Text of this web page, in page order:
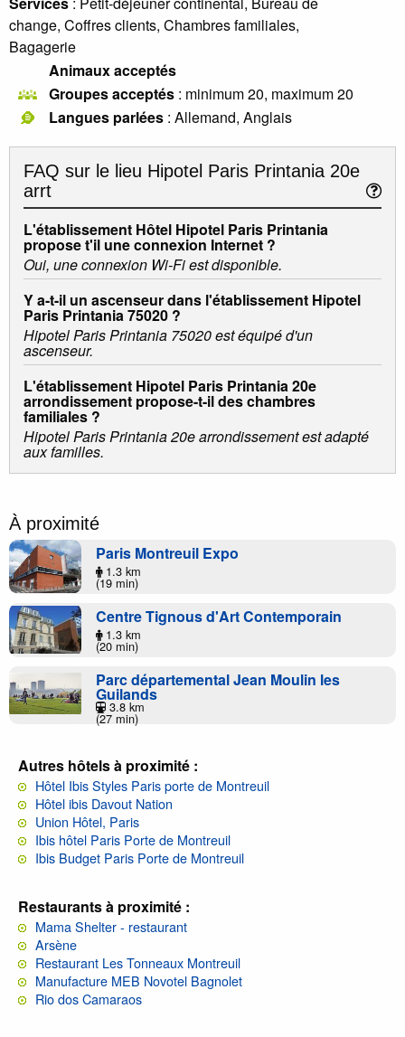
change, Coffres clients, Chambres familiales,
Bagagerie
Animaux acceptés
Groupes acceptés : minimum 20, maximum 20
Langues parlées : Allemand, Anglais
FAQ sur le lieu Hipotel Paris Printania 20e
arrt
L'établissement Hôtel Hipotel Paris Printania
propose t'il une connexion Internet ?
Oui, une connexion Wi-Fi est disponible.
Y a-t-il un ascenseur dans l'établissement Hipotel
Paris Printania 75020 ?
Hipotel Paris Printania 75020 est équipé d'un
ascenseur.
L'établissement Hipotel Paris Printania 20e
arrondissement propose-t-il des chambres
familiales ?
Hipotel Paris Printania 20e arrondissement est adapté
aux familles.
À proximité
Paris Montreuil Expo
1.3 km
(19 min)
Centre Tignous d'Art Contemporain
1.3 km
(20 min)
Parc départemental Jean Moulin les
Guilands
3.8 km
(27 min)
Autres hôtels à proximité :
Hôtel Ibis Styles Paris porte de Montreuil
Hôtel ibis Davout Nation
Union Hôtel, Paris
Ibis hôtel Paris Porte de Montreuil
Ibis Budget Paris Porte de Montreuil
Restaurants à proximité :
Mama Shelter - restaurant
Arsène
Restaurant Les Tonneaux Montreuil
Manufacture MEB Novotel Bagnolet
Rio dos Camaraos